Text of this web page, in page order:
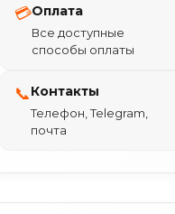
💳Оплата
Все доступные
способы оплаты
📞Контакты
Телефон, Telegram,
почта